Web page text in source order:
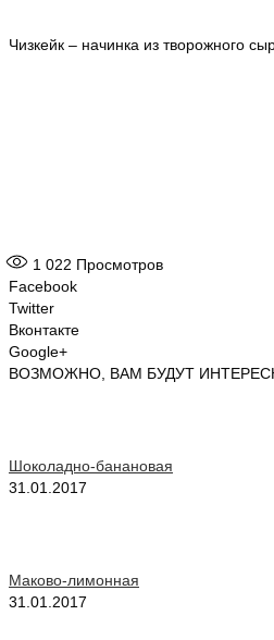
Чизкейк – начинка из творожного
1 022 Просмотров
Facebook
Twitter
Вконтакте
Google+
ВОЗМОЖНО, ВАМ БУДУТ
Шоколадно-банановая
31.01.2017
Маково-лимонная
31.01.2017